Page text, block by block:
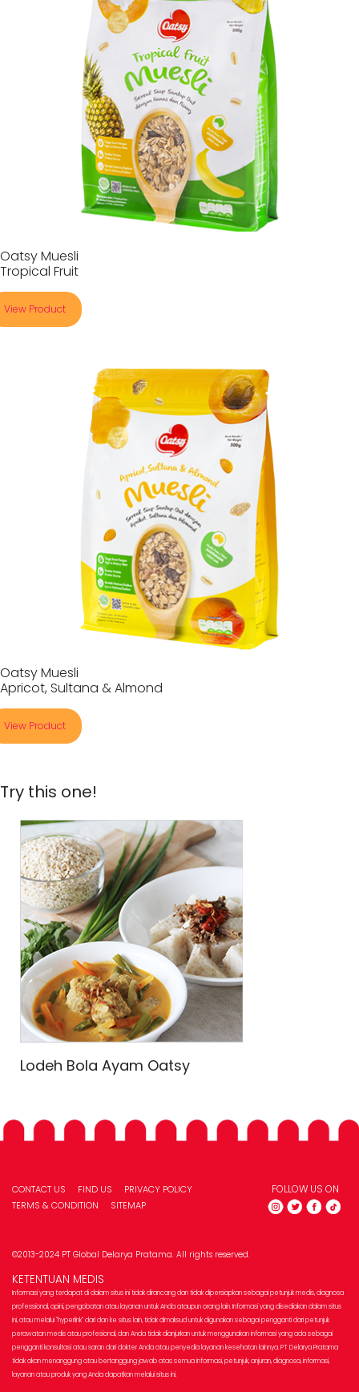
Oatsy Muesli
Tropical Fruit
View Product
Oatsy Muesli
Apricot, Sultana & Almond
View Product
Try this one!
Lodeh Bola Ayam Oatsy
CONTACT US FIND US
PRIVACY POLICY
TERMS & CONDITION
SITEMAP
FOLLOW US ON
©2013-2024 PT Global Delarya Pratama. All rights reserved.
KETENTUAN MEDIS
Informasi yang terdapat di dalam situs ini tidak dirancang dan tidak dipersiapkan sebagai petunjuk medis, diagnosa
professional, opini, pengobatan atau layanan untuk Anda ataupun orang lain. Informasi yang disediakan dalam situs
ini, atau melalui "hyperlink" dari dan ke situs lain, tidak dimaksud untuk digunakan sebagai pengganti dari petunjuk
perawatan medis atau profesional, dan Anda tidak dianjurkan untuk menggunakan informasi yang ada sebagai
pengganti konsultasi atau saran dari dokter Anda atau penyedia layanan kesehatan lainnya. PT Delarya Pratama
tidak akan menanggung atau bertanggung jawab atas semua informasi, petunjuk, anjuran, diagnosa, informasi,
layanan atau produk yang Anda dapatkan melalui situs ini.